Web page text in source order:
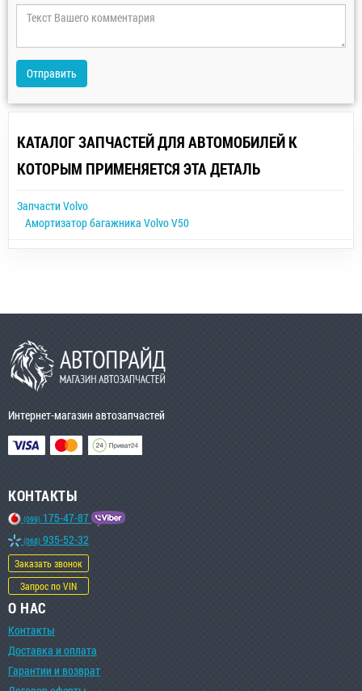
Отправить
КАТАЛОГ ЗАПЧАСТЕЙ ДЛЯ АВТОМОБИЛЕЙ К
КОТОРЫМ ПРИМЕНЯЕТСЯ ЭТА ДЕТАЛЬ
Запчасти Volvo
Амортизатор багажника Volvo V50
Интернет-магазин автозапчастей
КОНТАКТЫ
(099) 175-47-87
(068) 935-52-32
Заказать звонок
Запрос по VIN
О НАС
Контакты
Доставка и оплата
Гарантии и возврат